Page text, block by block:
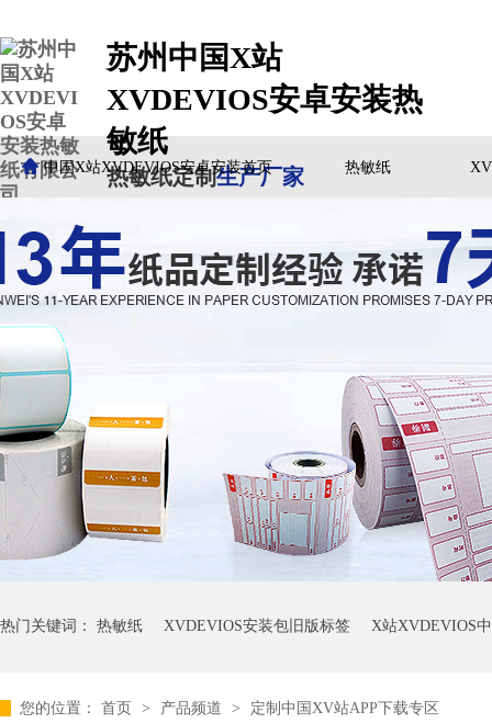
苏州中国X站
XVDEVIOS安卓安装热
敏纸
热敏纸定制生产厂家
中国X站XVDEVIOS安卓安装首页 热敏纸
客户案例
热门关键词： 热敏纸 XVDEVIOS安装包旧版标签 X站XVDEVIOS
您的位置： 首页 > 产品频道 > 定制中国XV站APP下载专区